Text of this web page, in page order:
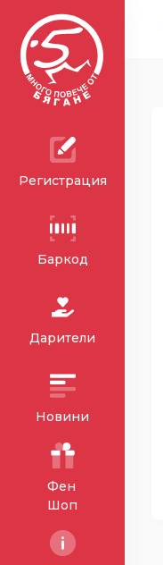
Регистрация
Баркод
Дарители
Новини
Фен
Шоп